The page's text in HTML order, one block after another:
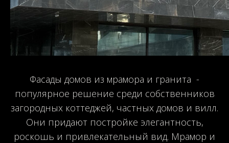
Фасады домов из мрамора и гранита -
популярное решение среди собственников
загородных коттеджей, частных домов и вилл.
Они придают постройке элегантность,
роскошь и привлекательный вид. Мрамор и